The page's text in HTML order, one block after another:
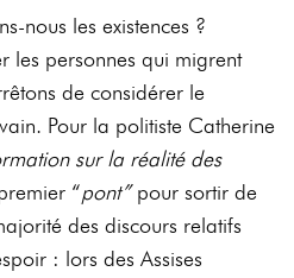
nous les existences ?
les personnes qui migrent
de considérer le
Pour la politiste Catherine
sur la réalité des
“pont”pour sortir de
des discours relatifs
: lors des Assises